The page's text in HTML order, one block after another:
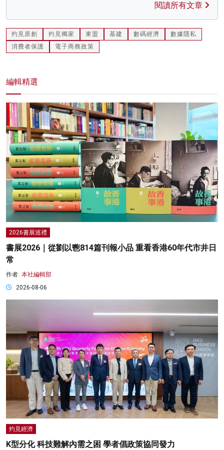
閱讀所有文章
灼見原創 灼見獨家 東盟 基建 數碼經濟
數據隱私
消費者保護
電子商務政策
編輯精選
2026書展巡禮
書展2026｜從劉以鬯814篇刊報小品 重看香港60年代市井日
常
作者: 本社編輯部
2026-08-06
灼見經濟
K型分化 科技難解內需之困 學者倡政策協同發力